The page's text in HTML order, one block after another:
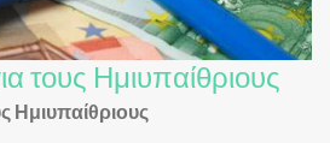
τους Ημιυπαίθριους
Ημιυπαίθριους